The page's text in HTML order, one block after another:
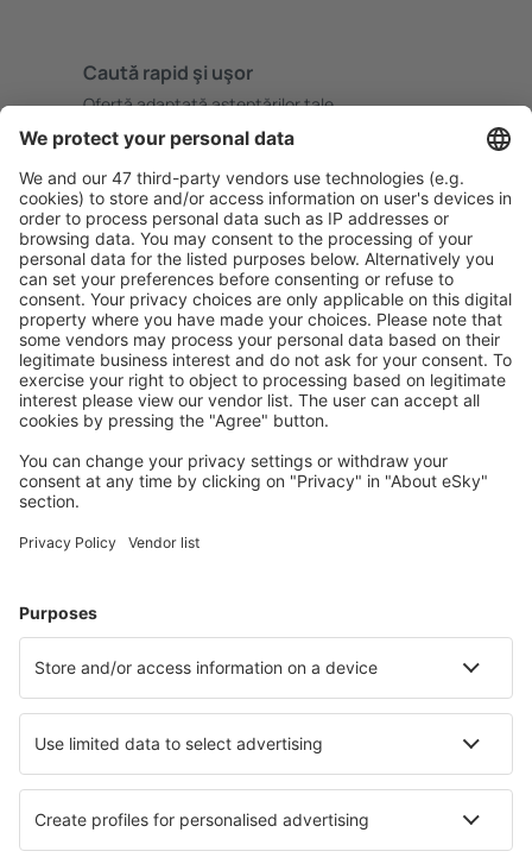
Caută rapid şi uşor
Ofertă adaptată aşteptărilor tale.
Planifică ȋn siguranţă
Rezervare fără griji cu opțiune gratuită de anulare.
Economiseşte mai mult
Prețuri atractive și oferte speciale pentru utilizatorii
conectați.
Cazarea preferată
Alege din peste 1,3 mil. de opţiuni: hoteluri, cabane,
Cele mai căutate cazări de către utilizatorii eSky
Cazare în Davenport
Cazare în Kissimmee Cazare în Sevierville
Cazare în Panama City Beach Cazare în Pigeon Forge
Cazare în Albuquerque Cazare în Rockport